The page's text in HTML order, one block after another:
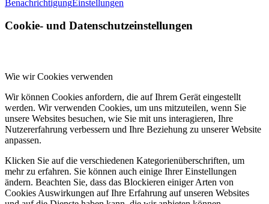
BenachrichtigungEinstellungen
Cookie- und Datenschutzeinstellungen
Wie wir Cookies verwenden
Wir können Cookies anfordern, die auf Ihrem Gerät eingestellt
werden. Wir verwenden Cookies, um uns mitzuteilen, wenn Sie
unsere Websites besuchen, wie Sie mit uns interagieren, Ihre
Nutzererfahrung verbessern und Ihre Beziehung zu unserer Website
anpassen.
Klicken Sie auf die verschiedenen Kategorienüberschriften, um
mehr zu erfahren. Sie können auch einige Ihrer Einstellungen
ändern. Beachten Sie, dass das Blockieren einiger Arten von
Cookies Auswirkungen auf Ihre Erfahrung auf unseren Websites